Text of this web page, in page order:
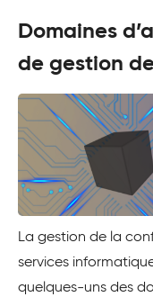
Domaines
de gestion
La gestion de la
services
quelques-uns des